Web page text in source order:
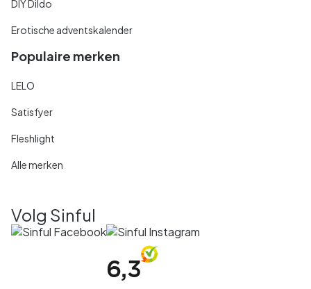
DIY Dildo
Erotische adventskalender
Populaire merken
LELO
Satisfyer
Fleshlight
Alle merken
Volg Sinful